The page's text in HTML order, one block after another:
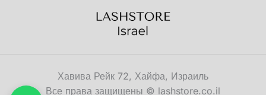
Хавива Рейк 72, Хайфа, Израиль
Все права защищены © lashstore.co.il